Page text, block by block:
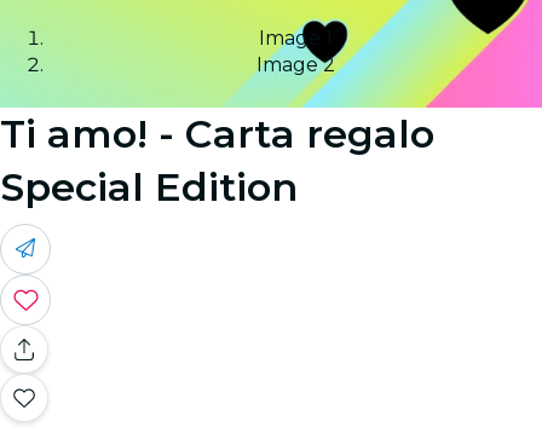
Image 1
Image 2
Ti amo! - Carta regalo
Special Edition